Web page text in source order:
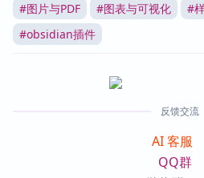
#图片与PDF #图表与可视化 #
#obsidian插件
反馈交流
AI 客服
QQ群